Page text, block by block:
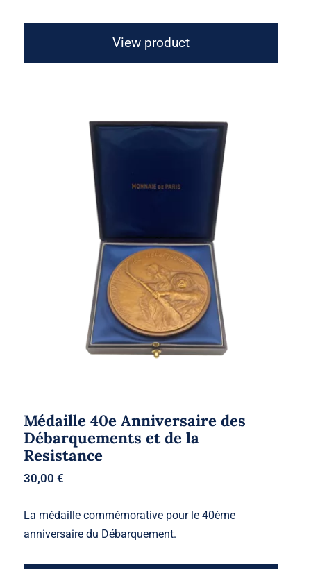
View product
Médaille 40e Anniversaire des
Débarquements et de la Resistance
Médaille 40e Anniversaire des
Débarquements et de la
Resistance
30,00€
La médaille commémorative pour le 40ème
anniversaire du Débarquement.